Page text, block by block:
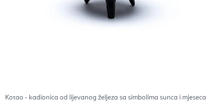
Kotao - kadionica od lijevanog željeza sa simbolima sunca i mjeseca